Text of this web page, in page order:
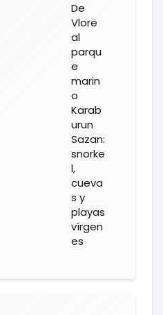
De
Vlorë
al
parqu
e
marin
o
Karab
urun
Sazan:
snorke
l,
cueva
s y
playas
vírgen
es